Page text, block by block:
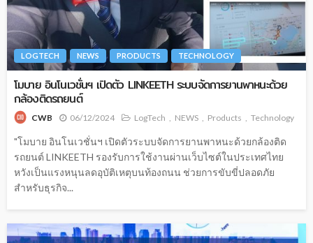
LOGTECH NEWS PRODUCTS TECHNOLOGY
โมบาย อินโนเวชั่นฯ เปิดตัว LINKEETH ระบบจัดการยานพาหนะด้วย
กล้องติดรถยนต์
CWB 06/12/2024 LogTech NEWS Products Technology
"โมบาย อินโนเวชั่นฯ เปิดตัวระบบจัดการยานพาหนะด้วยกล้องติด
รถยนต์ LINKEETH รองรับการใช้งานผ่านเว็บไซต์ในประเทศไทย
หวังเป็นแรงหนุนลดอุบัติเหตุบนท้องถนน ช่วยการขับขี่ปลอดภัย
สำหรับธุรกิจ...